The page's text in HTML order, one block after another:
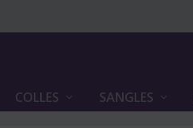
COLLES SANGLES